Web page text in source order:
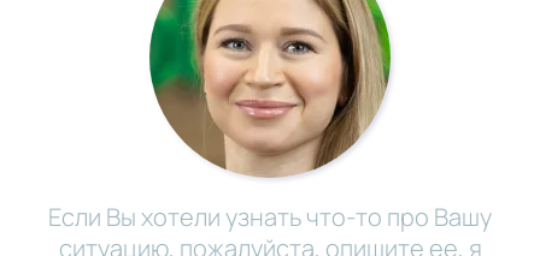
Если Вы хотели узнать что-то про Вашу
ситуацию, пожалуйста, опишите ее, я